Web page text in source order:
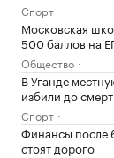
Спорт
Московская
500 баллов на
Общество
В Уганде
избили до
Спорт
Финансы после
стоят дорого